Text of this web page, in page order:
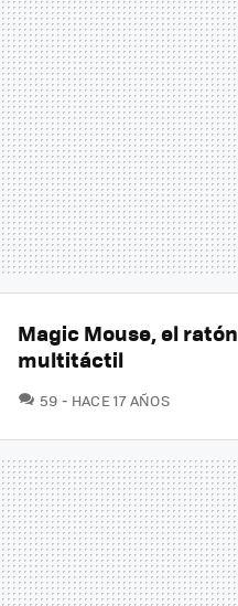
Magic Mouse, el ratón
multitáctil
59 COMENTARIOS
HACE 17 AÑOS